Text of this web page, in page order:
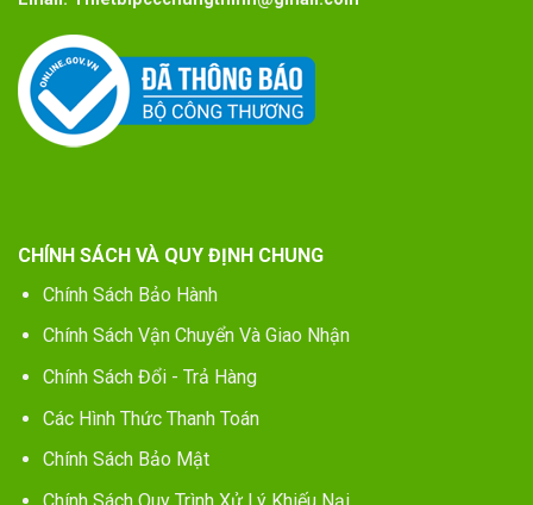
CHÍNH SÁCH VÀ QUY ĐỊNH CHUNG
Chính Sách Bảo Hành
Chính Sách Vận Chuyển Và Giao Nhận
Chính Sách Đổi - Trả Hàng
Các Hình Thức Thanh Toán
Chính Sách Bảo Mật